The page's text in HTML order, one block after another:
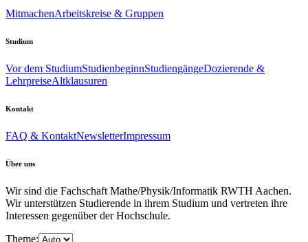
MitmachenArbeitskreise & Gruppen
Studium
Vor dem StudiumStudienbeginnStudiengängeDozierende &
LehrpreiseAltklausuren
Kontakt
FAQ & KontaktNewsletterImpressum
Über uns
Wir sind die Fachschaft Mathe/Physik/Informatik RWTH Aachen.
Wir unterstützen Studierende in ihrem Studium und vertreten ihre
Interessen gegenüber der Hochschule.
Theme: